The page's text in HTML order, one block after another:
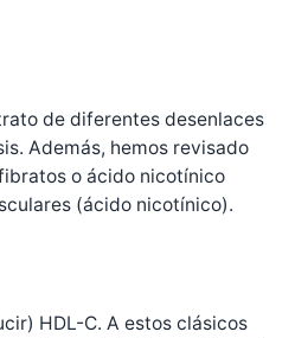
de diferentes desenlaces
Además, hemos revisado
o ácido nicotínico
(ácido nicotínico).
HDL-C. A estos clásicos